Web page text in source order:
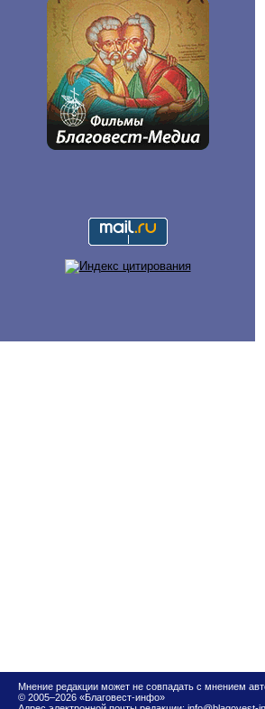
Мнение редакции может не совпадать с мнением
© 2005–2026 «Благовест-инфо»